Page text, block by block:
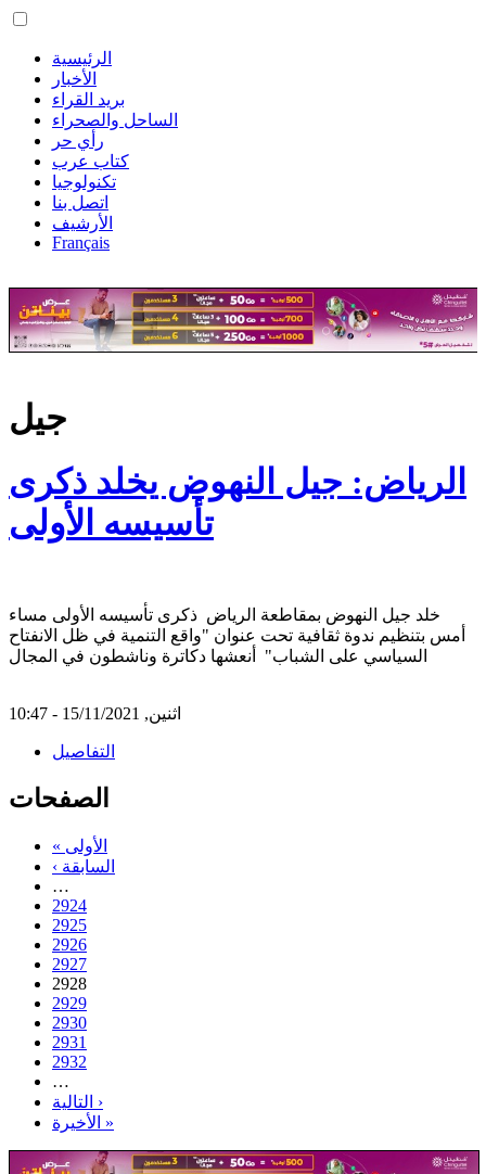
الرئيسية
الأخبار
بريد القراء
الساحل والصحراء
رأي حر
كتاب عرب
تكنولوجيا
اتصل بنا
الأرشيف
Français
جيل
الرياض: جيل النهوض يخلد ذكرى
تأسيسه الأولى
خلد جيل النهوض بمقاطعة الرياض ذكرى تأسيسه الأولى مساء
أمس بتنظيم ندوة ثقافية تحت عنوان "واقع التنمية في ظل الانفتاح
اثنين, 15/11/2021 - 10:47
التفاصيل
الصفحات
« الأولى
‹ السابقة
…
2924
2925
2926
2927
2928
2929
2930
2931
2932
…
التالية ›
الأخيرة »